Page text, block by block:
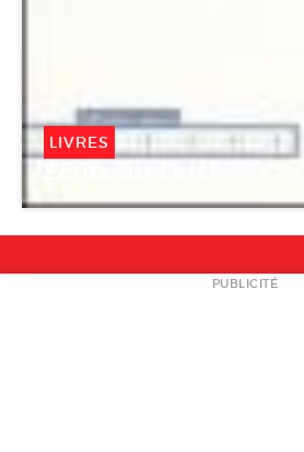
LIVRES
NEWSLETTER
PUBLICITÉ